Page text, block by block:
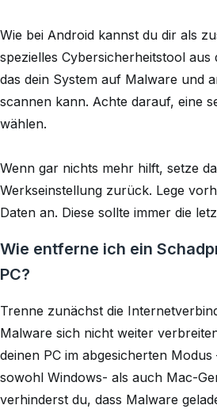
Wie bei Android kannst du dir als
spezielles Cybersicherheitstool aus
das dein System auf Malware und
scannen kann. Achte darauf, eine
wählen.
Wenn gar nichts mehr hilft, setze
Werkseinstellung zurück. Lege
Daten an. Diese sollte immer die
Wie entferne ich ein
PC?
Trenne zunächst die
Malware sich nicht weiter
deinen PC im abgesicherten Modus
sowohl Windows- als auch Mac-
verhinderst du, dass Malware